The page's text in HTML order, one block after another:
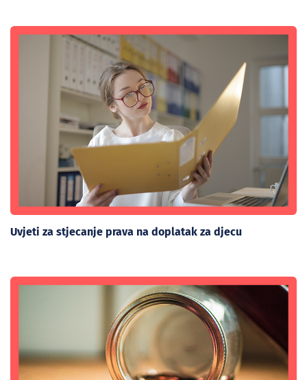
Uvjeti za stjecanje prava na doplatak za djecu